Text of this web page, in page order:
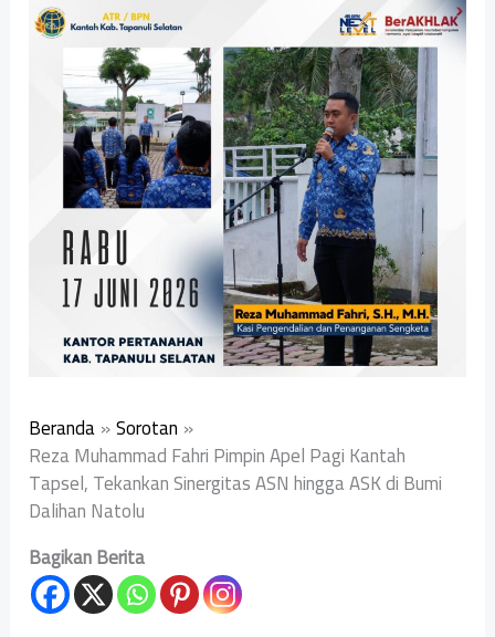
Beranda Sorotan
Reza Muhammad Fahri Pimpin Apel Pagi Kantah
Tapsel, Tekankan Sinergitas ASN hingga ASK di Bumi
Dalihan Natolu
Bagikan Berita